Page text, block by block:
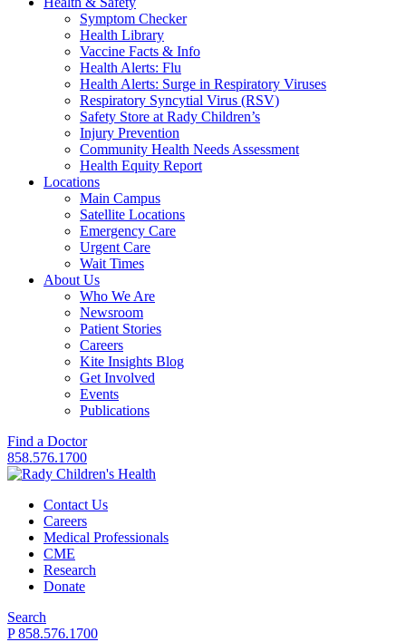
Symptom Checker
Health Library
Vaccine Facts & Info
Health Alerts: Flu
Health Alerts: Surge in Respiratory Viruses
Respiratory Syncytial Virus (RSV)
Safety Store at Rady Children’s
Injury Prevention
Community Health Needs Assessment
Health Equity Report
Locations
Main Campus
Satellite Locations
Emergency Care
Urgent Care
Wait Times
About Us
Who We Are
Newsroom
Patient Stories
Careers
Kite Insights Blog
Get Involved
Events
Publications
Find a Doctor
858.576.1700
Contact Us
Careers
Medical Professionals
CME
Research
Donate
Search
P 858.576.1700